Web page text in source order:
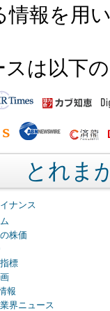
報を用
スは以下
とれま
ナンス
株価
標
報
界ニュース